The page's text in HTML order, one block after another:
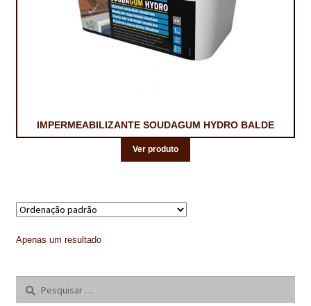
DESTAQUES “ESTRELAS DO MERCADO”
FACHADAS VENTILADAS (PANEL SYSTEM)
HIDROFUGANTES
HOMEPAGE
HIDROBLOCK
IMPERMEABILIZANTE SOUDAGUM HYDRO BALDE
Ver produto
Apenas um resultado
Pesquisar